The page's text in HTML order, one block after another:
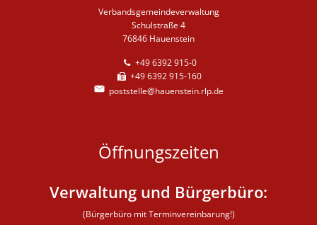
Verbandsgemeindeverwaltung
Schulstraße 4
76846 Hauenstein
+49 6392 915-0
+49 6392 915-160
poststelle@hauenstein.rlp.de
Öffnungszeiten
Verwaltung und Bürgerbüro:
(Bürgerbüro mit Terminvereinbarung!)